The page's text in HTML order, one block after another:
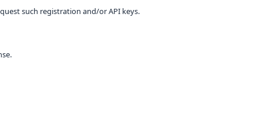
such registration and/or API keys.